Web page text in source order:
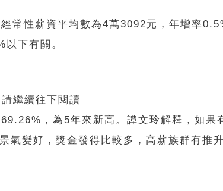
常性薪資平均數為4萬3092元，年增率
下有關。
繼續往下閱讀
，為5年來新高。譚文玲解釋，如果
氣變好，獎金發得比較多，高薪族群有推